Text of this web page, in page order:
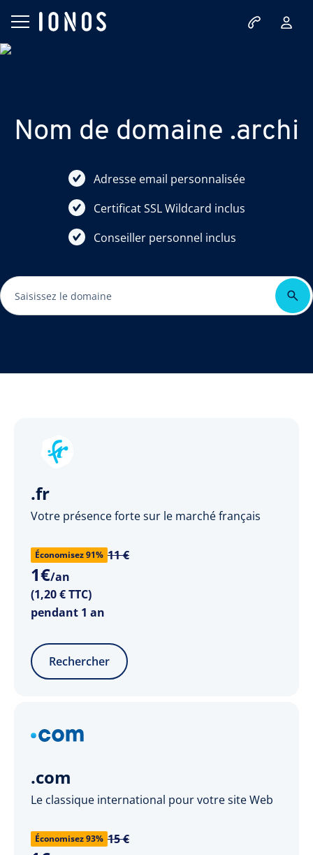
Nom de domaine .archi
Adresse email personnalisée
Certificat SSL Wildcard inclus
Conseiller personnel inclus
.fr
Votre présence forte sur le marché français
Économisez 91% 11 €
1€/an
(1,20 € TTC)
pendant 1 an
Rechercher
.com
Le classique international pour votre site Web
Économisez 93% 15 €